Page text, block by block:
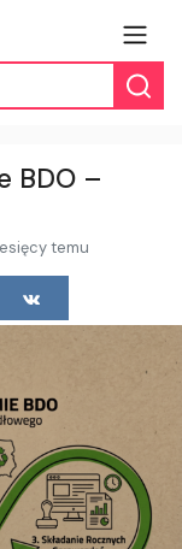
BDO –
temu